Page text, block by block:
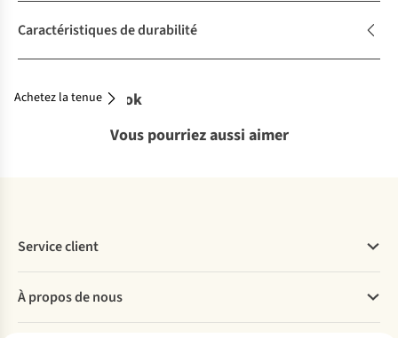
Caractéristiques de durabilité
Complétez le look
Achetez la tenue
Vous pourriez aussi aimer
Service client
Commander
Payer
À propos de nous